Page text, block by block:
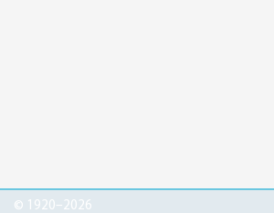
© 1920–2026